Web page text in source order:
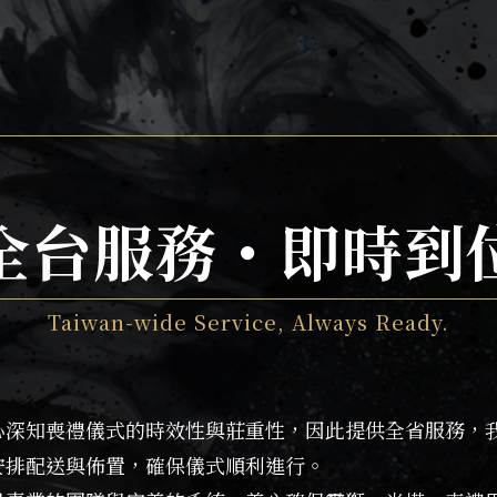
台服務・即時到
Taiwan-wide Service, Always Ready.
知喪禮儀式的時效性與莊重性，因此提供全省服務，
配送與佈置，確保儀式順利進行。